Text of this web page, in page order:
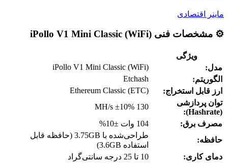
ماینر اقتصادی
⚙️ مشخصات فنی iPollo V1 Mini Classic (WiFi)
ویژگی
مدل:
iPollo V1 Mini Classic (WiFi)
الگوریتم:
Etchash
ارز قابل استخراج:
Ethereum Classic (ETC)
توان پردازشی
(Hashrate):
130 MH/s ±10%
مصرف برق:
104 وات ±10%
حافظه:
طراحی‌شده با 3.75GB (حافظه قابل
استفاده 3.6GB)
دمای کاری:
10 تا 25 درجه سانتی‌گراد